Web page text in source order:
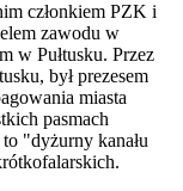
członkiem PZK i
zawodu w
w Pułtusku. Przez
był prezesem
miasta
pasmach
"dyżurny kanału